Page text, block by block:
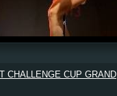
CHALLENGE CUP GRAND